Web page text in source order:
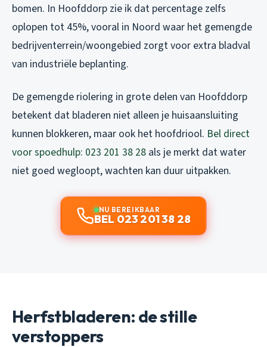
bomen. In Hoofddorp zie ik dat percentage zelfs
oplopen tot 45%, vooral in Noord waar het gemengde
bedrijventerrein/woongebied zorgt voor extra bladval
van industriële beplanting.
De gemengde riolering in grote delen van Hoofddorp
betekent dat bladeren niet alleen je huisaansluiting
kunnen blokkeren, maar ook het hoofdriool. Bel direct
voor spoedhulp: 023 201 38 28 als je merkt dat water
niet goed wegloopt, wachten kan duur uitpakken.
NU BEREIKBAAR
BEL 023 201 38 28
Herfstbladeren: de stille
verstoppers